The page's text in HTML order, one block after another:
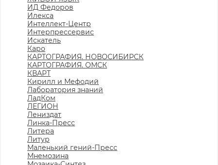
ИД Федоров
Илекса
Интеллект-Центр
Интерпрессервис
Искатель
Каро
КАРТОГРАФИЯ. НОВОСИБИРСК
КАРТОГРАФИЯ. ОМСК
КВАРТ
Кирилл и Мефодий
Лаборатория знаний
ЛадКом
ЛЕГИОН
Лениздат
Линка-Пресс
Литера
Литур
Маленький гений-Пресс
Мнемозина